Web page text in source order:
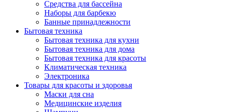
Средства для бассейна
Наборы для барбекю
Банные принадлежности
Бытовая техника
Бытовая техника для кухни
Бытовая техника для дома
Бытовая техника для красоты
Климатическая техника
Электроника
Товары для красоты и здоровья
Маски для сна
Медицинские изделия